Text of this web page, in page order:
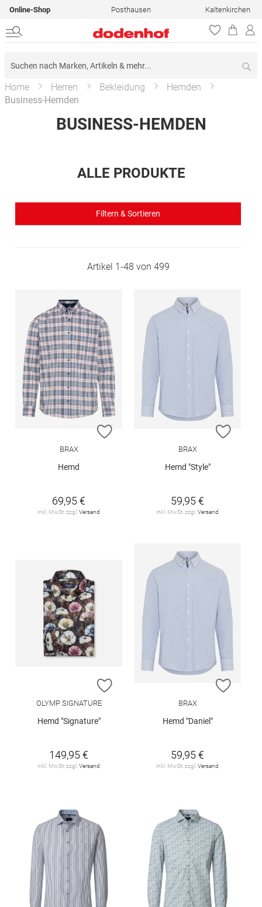
Online-Shop Posthausen Kaltenkirchen
Home Herren Bekleidung
Hemden
Business-Hemden
BUSINESS-HEMDEN
ALLE PRODUKTE
Filtern & Sortieren
Artikel 1-48 von 499
ZUR WUNSCHLISTE HINZUFÜGEN
BRAX
Hemd
69,95 €
inkl. MwSt. zzgl. Versand
ZUR
BRAX
Hemd "Style"
59,95 €
inkl. MwSt. zzgl. Versand
ZUR WUNSCHLISTE HINZUFÜGEN
OLYMP SIGNATURE
Hemd "Signature"
149,95 €
inkl. MwSt. zzgl. Versand
ZUR
BRAX
Hemd "Daniel"
59,95 €
inkl. MwSt. zzgl. Versand